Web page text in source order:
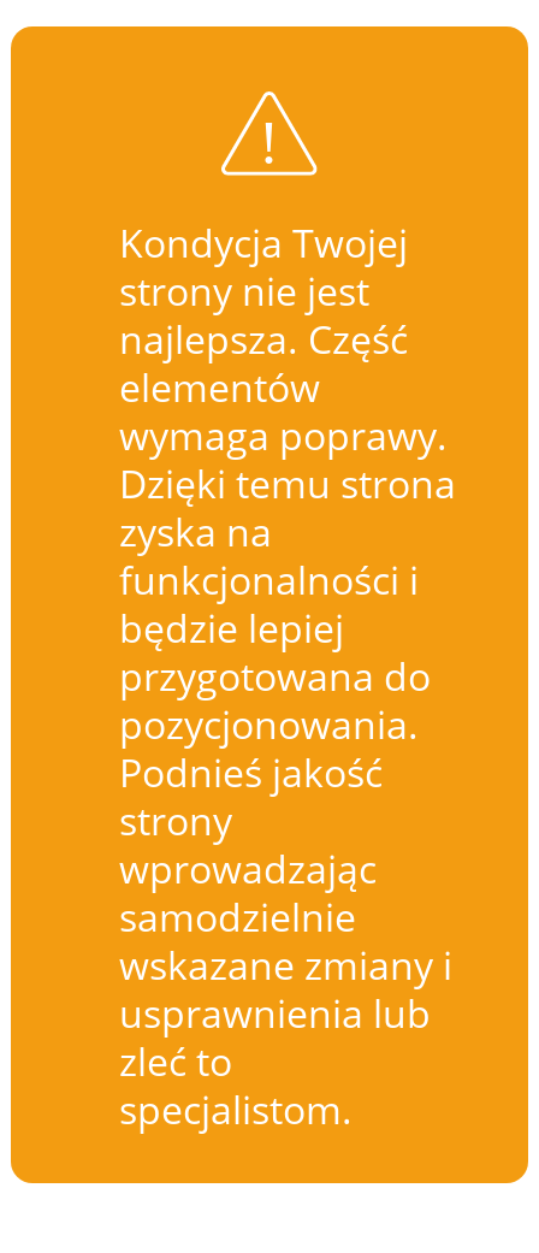
Kondycja Twojej
strony nie jest
najlepsza. Część
elementów
wymaga poprawy.
Dzięki temu strona
zyska na
funkcjonalności i
będzie lepiej
przygotowana do
pozycjonowania.
Podnieś jakość
strony
wprowadzając
samodzielnie
wskazane zmiany i
usprawnienia lub
zleć to
specjalistom.